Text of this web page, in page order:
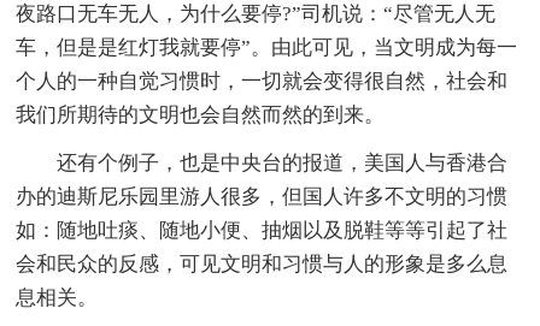
夜路口无车无人，为什么要停?”司机说：“尽管无人无
车，但是是红灯我就要停”。由此可见，当文明成为每一
个人的一种自觉习惯时，一切就会变得很自然，社会和
我们所期待的文明也会自然而然的到来。
还有个例子，也是中央台的报道，美国人与香港合
办的迪斯尼乐园里游人很多，但国人许多不文明的习惯
如：随地吐痰、随地小便、抽烟以及脱鞋等等引起了社
会和民众的反感，可见文明和习惯与人的形象是多么息
息相关。